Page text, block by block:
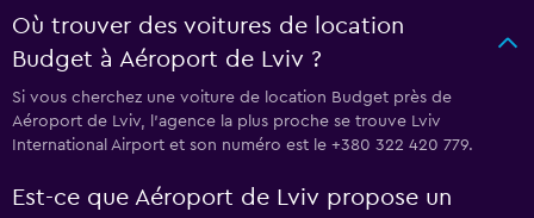
Où trouver des voitures de location
Budget à Aéroport de Lviv ?
Si vous cherchez une voiture de location Budget près de
Aéroport de Lviv, l’agence la plus proche se trouve Lviv
International Airport et son numéro est le +380 322 420 779.
Est-ce que Aéroport de Lviv propose un